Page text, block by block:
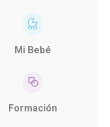
Mi Bebé
Formación